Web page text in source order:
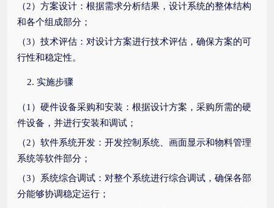
（2）方案设计：根据需求分析结果，设计系统的整体结构
和各个组成部分；
（3）技术评估：对设计方案进行技术评估，确保方案的可
行性和稳定性。
实施步骤
（1）硬件设备采购和安装：根据设计方案，采购所需的硬
件设备，并进行安装和调试；
（2）软件系统开发：开发控制系统、画面显示和物料管理
系统等软件部分；
（3）系统综合调试：对整个系统进行综合调试，确保各部
分能够协调稳定运行；